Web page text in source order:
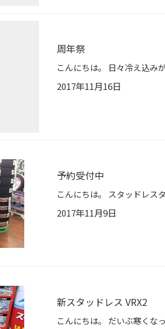
周年祭
2017年11月16日
予約受付中
2017年11月9日
新スタッドレス VRX2